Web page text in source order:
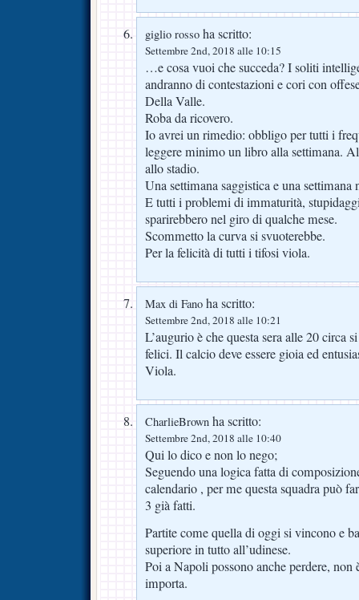
giglio rosso ha scritto:
Settembre 2nd, 2018 alle 10:15
…e cosa vuoi che succeda? I soliti
andranno di contestazioni e cori con
Della Valle.
Roba da ricovero.
Io avrei un rimedio: obbligo per tutti i
leggere minimo un libro alla settimana.
allo stadio.
Una settimana saggistica e una settimana
E tutti i problemi di immaturità,
sparirebbero nel giro di qualche mese.
Scommetto la curva si svuoterebbe.
Per la felicità di tutti i tifosi viola.
Max di Fano ha scritto:
Settembre 2nd, 2018 alle 10:21
L’augurio è che questa sera alle 20 circa
felici. Il calcio deve essere gioia ed
Viola.
CharlieBrown ha scritto:
Settembre 2nd, 2018 alle 10:40
Qui lo dico e non lo nego;
Seguendo una logica fatta di
calendario , per me questa squadra può
3 già fatti.
Partite come quella di oggi si vincono e
superiore in tutto all’udinese.
Poi a Napoli possono anche perdere, non
importa.